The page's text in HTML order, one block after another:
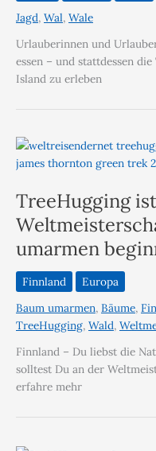
Jagd, Wal, Wale
Urlauberinnen und
essen – und stattdessen
Island zu erleben
TreeHugging
umarmen
Finnland
Europa
Baum umarmen, Bäume,
TreeHugging, Wald,
Finnland – Du liebst die
solltest Du an der
erfahre mehr